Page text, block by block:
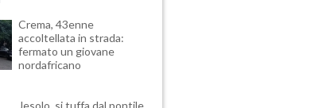
Crema, 43enne
accoltellata in strada:
fermato un giovane
nordafricano
Jesolo, si tuffa dal pontile